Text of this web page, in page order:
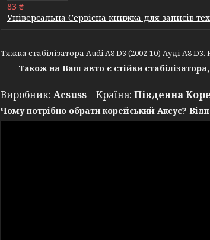
83 ₴
Універсальна Сервісна книжка для записів
Тяжка стабілізатора Audi A8 D3 (2002-10) Ауді А8
Також на Ваш авто є стійки
Виробник: Acsuss Крaїна: Південна
Чому потрібно обрати корейський Аксус?